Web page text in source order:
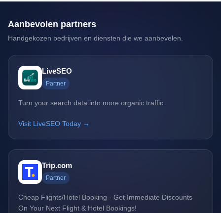
Aanbevolen partners
Handgekozen bedrijven en diensten die we aanbevelen.
LiveSEO
Partner
Turn your search data into more organic traffic
Visit LiveSEO Today →
Trip.com
Partner
Cheap Flights/Hotel Booking - Get Immediate Discounts
On Your Next Flight & Hotel Bookings!